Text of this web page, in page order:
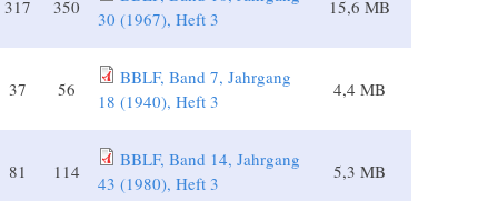
317 350
30 (1967), Heft 3
15,6 MB
37 56
BBLF, Band 7, Jahrgang
18 (1940), Heft 3
4,4 MB
81 114
BBLF, Band 14, Jahrgang
43 (1980), Heft 3
5,3 MB